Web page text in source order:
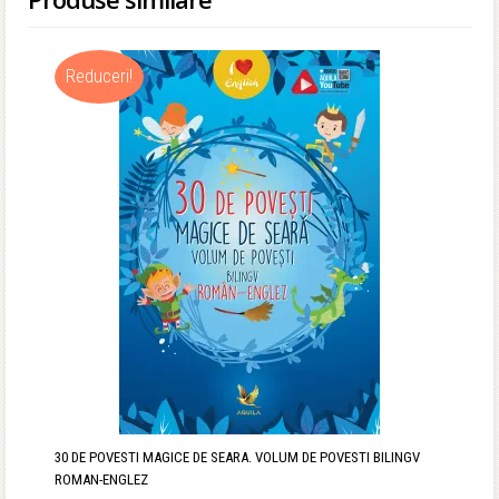
a
fost:
43,90 lei.
este:
35,12 lei.
Reduceri!
30 DE POVESTI MAGICE DE SEARA. VOLUM DE POVESTI BILINGV
ROMAN-ENGLEZ